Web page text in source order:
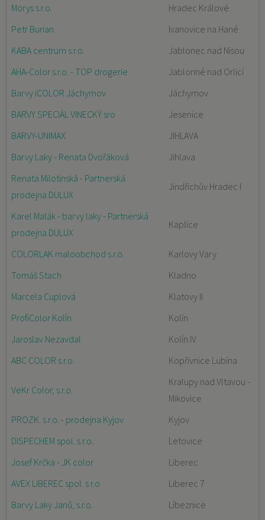
Morys s.r.o.
Hradec Králové
Petr Burian
Ivanovice na Hané
KABA centrum s.r.o.
Jablonec nad Nisou
AHA-Color s.r.o. - TOP drogerie
Jablonné nad Orlicí
Barvy iCOLOR Jáchymov
Jáchymov
BARVY SPECIÁL VINECKÝ sro
Jesenice
BARVY-UNIMAX
JIHLAVA
Barvy Laky - Renata Dvořáková
Jihlava
Renata Milotinská - Partnerská
prodejna DULUX
Jindřichův Hradec I
Karel Malák - barvy laky - Partnerská
prodejna DULUX
Kaplice
COLORLAK maloobchod s.r.o.
Karlovy Vary
Tomáš Stach
Kladno
Marcela Cuplová
Klatovy II
ProfiColor Kolín
Kolín
Jaroslav Nezavdal
Kolín IV
ABC COLOR s.r.o.
Kopřivnice Lubina
VeKr Color, s.r.o.
Kralupy nad Vltavou -
Mikovice
PROZK. s.r.o. - prodejna Kyjov
Kyjov
DISPECHEM spol. s r.o.
Letovice
Josef Krčka - JK color
Liberec
AVEX LIBEREC spol. s r.o
Liberec 7
Barvy Laky Janů, s.r.o.
Líbeznice